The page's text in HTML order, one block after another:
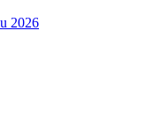
2026